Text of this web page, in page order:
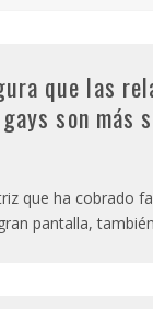
que las
son más
que ha cobrado
pantalla, también